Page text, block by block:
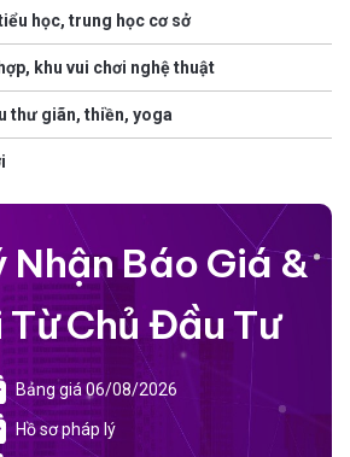
học, trung học cơ sở
khu vui chơi nghệ thuật
thư giãn, thiền, yoga
Nhận Báo Giá &
Chủ Đầu Tư
Bảng giá 06/08/2026
Hồ sơ pháp lý